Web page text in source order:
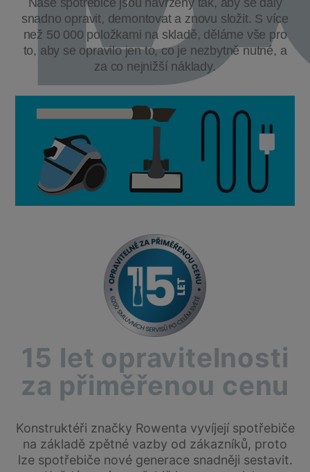
Naše spotřebiče jsou navrženy tak, aby se daly
snadno opravit, demontovat a znovu složit. S více
než 50 000 položkami na skladě, děláme vše pro
to, aby se opravilo jen to, co je nezbytně nutné, a
za co nejnižší náklady.
15 let opravitelnosti
za přiměřenou cenu
Konstruktéři značky Rowenta vyvíjejí spotřebiče
na základě zpětné vazby od zákazníků, proto
lze spotřebiče nové generace snadněji sestavit.